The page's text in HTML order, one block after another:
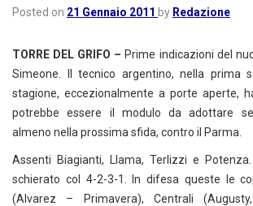
Posted on 21 Gennaio 2011 by Redazione
TORRE DEL GRIFO – Prime indicazioni del
Simeone. Il tecnico argentino, nella prima
stagione, eccezionalmente a porte aperte,
potrebbe essere il modulo da adottare
almeno nella prossima sfida, contro il Parma.
Assenti Biagianti, Llama, Terlizzi e
schierato col 4-2-3-1. In difesa queste le
(Alvarez – Primavera), Centrali